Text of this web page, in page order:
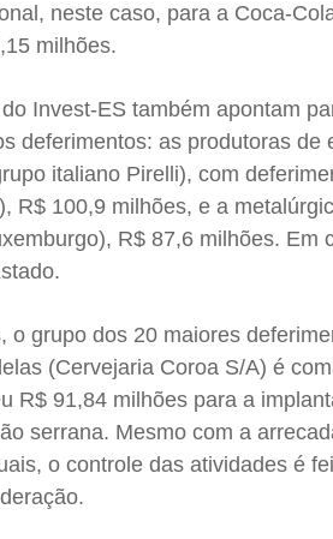
neste caso, para a Coca-
milhões.
Invest-ES também apontam
deferimentos: as produtoras de
italiano Pirelli), com
R$ 100,9 milhões, e a
R$ 87,6 milhões. Em
o grupo dos 20 maiores
(Cervejaria Coroa S/A) é
R$ 91,84 milhões para a
serrana. Mesmo com a
o controle das atividades é